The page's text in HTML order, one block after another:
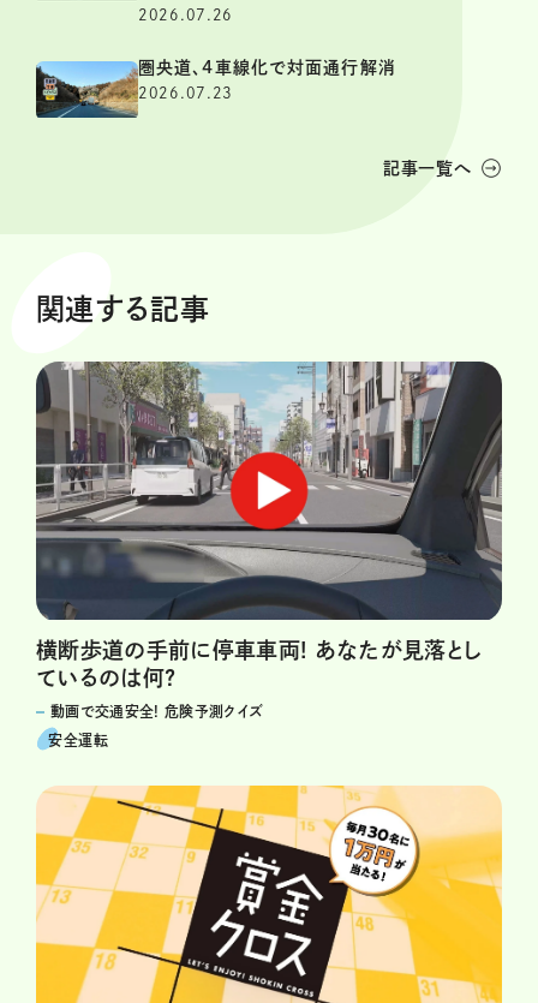
2026.07.26
圏央道、4車線化で対面通行解消
2026.07.23
記事一覧へ
関連する記事
横断歩道の手前に停車車両! あなたが見落とし
ているのは何?
動画で交通安全! 危険予測クイズ
安全運転